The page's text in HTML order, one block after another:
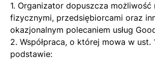
1. Organizator dopuszcza
fizycznymi, przedsiębiorcami oraz
okazjonalnym polecaniem usług
2. Współpraca, o której mowa w
podstawie: